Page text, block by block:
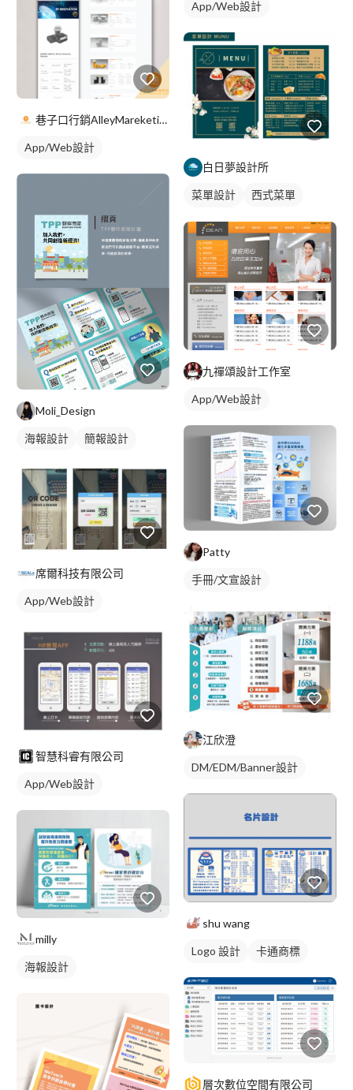
巷子口行銷AlleyMareketingShop
App/Web設計
Moli_Design
海報設計 簡報設計
席爾科技有限公司
App/Web設計
智慧科睿有限公司
App/Web設計
milly
海報設計
App/Web設計
白日夢設計所
菜單設計
西式菜單
九禪頌設計工作室
App/Web設計
Patty
手冊/文宣設計
江欣澄
DM/EDM/Banner設計
shu wang
Logo 設計 卡通商標
層次數位空間有限公司